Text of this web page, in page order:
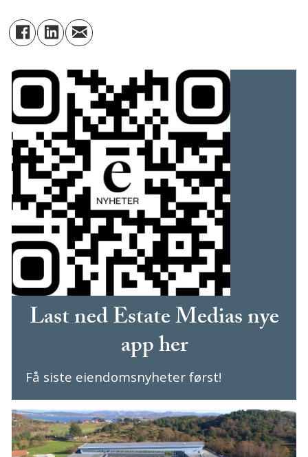
Last ned Estate Medias nye
app her
Få siste eiendomsnyheter først!